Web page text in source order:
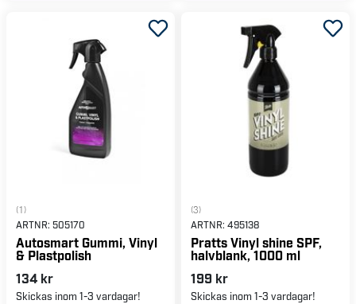
(1)
ARTNR: 505170
Autosmart Gummi, Vinyl
& Plastpolish
134 kr
Skickas inom 1-3 vardagar!
(3)
ARTNR: 495138
Pratts Vinyl shine SPF,
halvblank, 1000 ml
199 kr
Skickas inom 1-3 vardagar!